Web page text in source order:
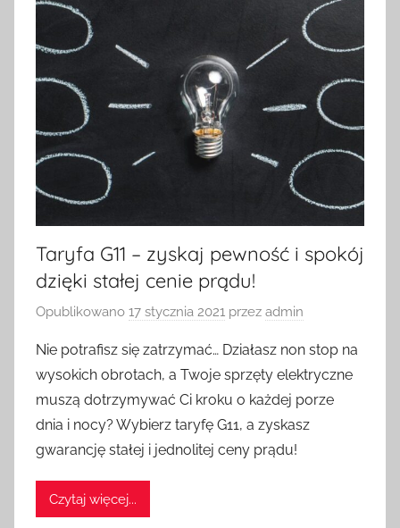
Taryfa G11 – zyskaj pewność i spokój
dzięki stałej cenie prądu!
Opublikowano 17 stycznia 2021 przez admin
Nie potrafisz się zatrzymać… Działasz non stop na
wysokich obrotach, a Twoje sprzęty elektryczne
muszą dotrzymywać Ci kroku o każdej porze
dnia i nocy? Wybierz taryfę G11, a zyskasz
gwarancję stałej i jednolitej ceny prądu!
Czytaj więcej...